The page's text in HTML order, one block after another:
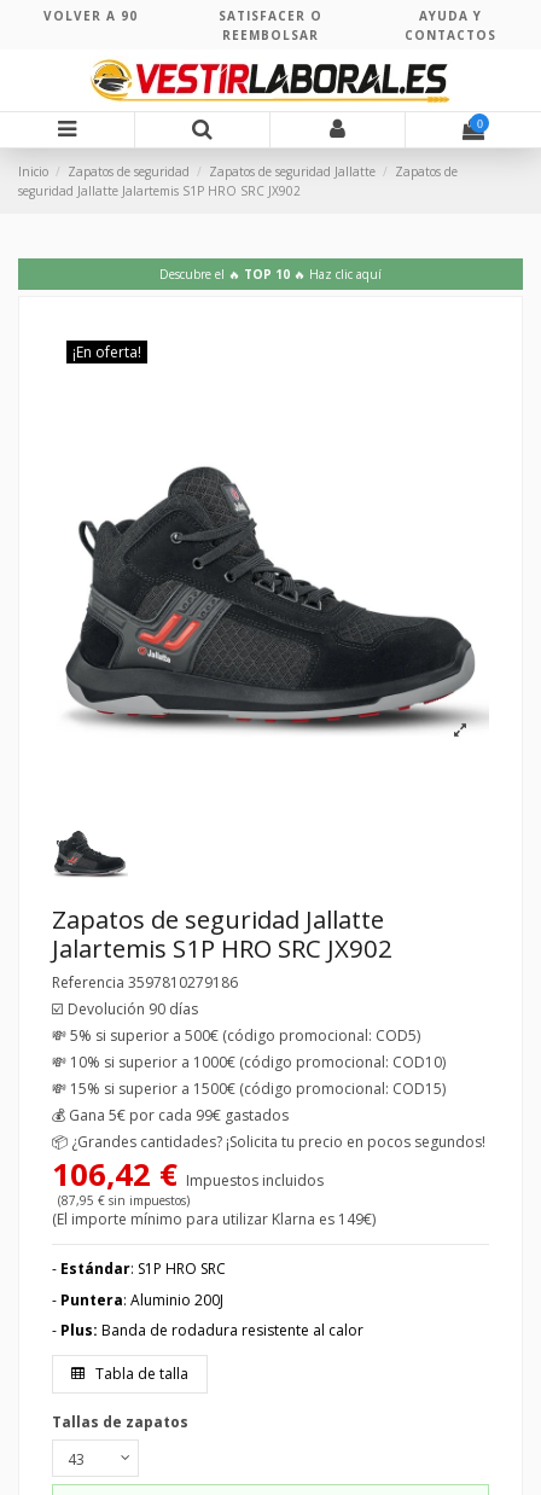
VOLVER A 90
SATISFACER O
REEMBOLSAR
AYUDA Y
CONTACTOS
0
Inicio Zapatos de seguridad Zapatos de seguridad Jallatte
Zapatos de
seguridad Jallatte Jalartemis S1P HRO SRC JX902
Descubre el 🔥 TOP 10 🔥 Haz clic aquí
¡En oferta!
Zapatos de seguridad Jallatte
Jalartemis S1P HRO SRC JX902
Referencia 3597810279186
☑️ Devolución 90 días
💸 5% si superior a 500€ (código promocional: COD5)
💸 10% si superior a 1000€ (código promocional: COD10)
💸 15% si superior a 1500€ (código promocional: COD15)
💰 Gana 5€ por cada 99€ gastados
📦 ¿Grandes cantidades? ¡Solicita tu precio en pocos segundos!
106,42 € Impuestos incluidos
(87,95 € sin impuestos)
(El importe mínimo para utilizar Klarna es 149€)
- Estándar: S1P HRO SRC
- Puntera: Aluminio 200J
- Plus: Banda de rodadura resistente al calor
Tabla de talla
Tallas de zapatos